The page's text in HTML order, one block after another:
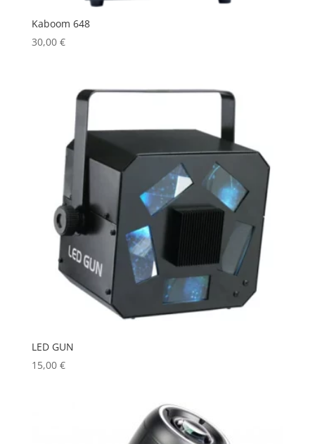
Kaboom 648
30,00 €
LED GUN
15,00 €